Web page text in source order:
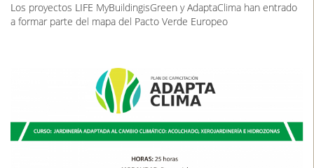
Los proyectos LIFE MyBuildingisGreen y AdaptaClima han entrado
a formar parte del mapa del Pacto Verde Europeo